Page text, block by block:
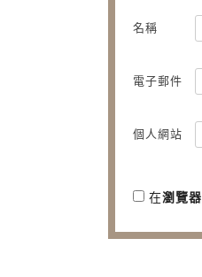
名稱
電子郵件
個人網站
在瀏覽器